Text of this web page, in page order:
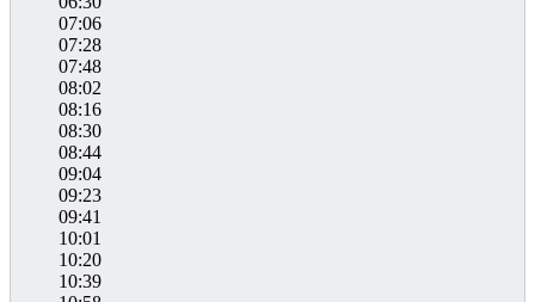
07:06
07:28
07:48
08:02
08:16
08:30
08:44
09:04
09:23
09:41
10:01
10:20
10:39